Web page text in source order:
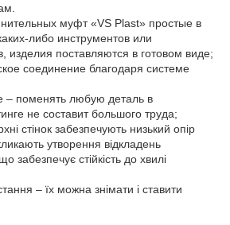
муфт «VS Plast» простые в
либо инструментов или
изделия поставляются в готовом виде;
соединение благодаря системе
– поменять любую деталь в
не составит большого труда;
стінок забезпечують низький опір
утворення відкладень
забезпечує стійкість до хвилі
– їх можна знімати і ставити